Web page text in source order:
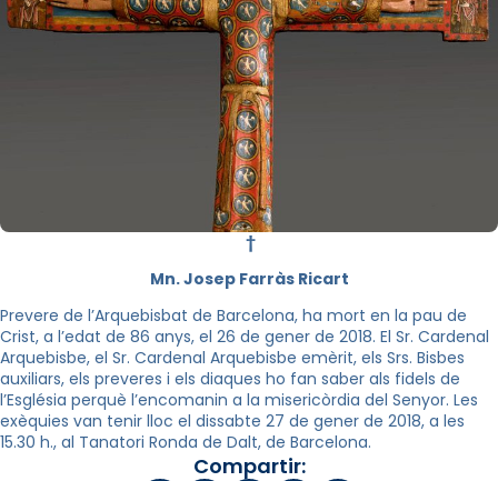
†
Mn. Josep Farràs Ricart
Prevere de l’Arquebisbat de Barcelona, ha mort en la pau de
Crist, a l’edat de 86 anys, el 26 de gener de 2018. El Sr. Cardenal
Arquebisbe, el Sr. Cardenal Arquebisbe emèrit, els Srs. Bisbes
auxiliars, els preveres i els diaques ho fan saber als fidels de
l’Església perquè l’encomanin a la misericòrdia del Senyor. Les
exèquies van tenir lloc el dissabte 27 de gener de 2018, a les
15.30 h., al Tanatori Ronda de Dalt, de Barcelona.
Compartir: